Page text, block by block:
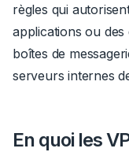
règles qui
applications ou
boîtes de
serveurs internes
En quoi les